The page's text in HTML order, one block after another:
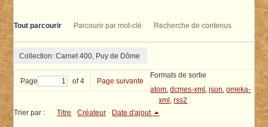
Tout parcourir Parcourir par mot-clé Recherche de contenus
Collection: Carnet 400, Puy de Dôme
Page of 4 Page suivante
Trier par : Titre Créateur Date d'ajout
Formats de sortie
atom,dcmes-xml ,json,omeka-
xml ,rss2